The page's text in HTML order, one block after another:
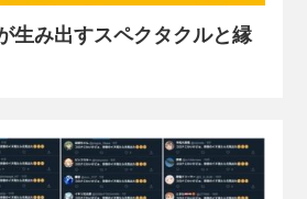
生み出すスペクタクルと縁